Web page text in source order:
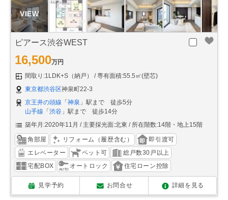
ピアース渋谷WEST
16,500万円
間取り:1LDK+S（納戸）
専有面積:55.5㎡(壁芯)
東京都渋谷区神泉町22-3
京王井の頭線 「 神泉 」駅まで 徒歩5分
山手線 「 渋谷 」駅まで 徒歩14分
築年月:2020年11月
主要採光面:北東 所在階数:14階・地上15階
角部屋 リフォーム（履歴含む）
即引渡可
エレベーター
ペット可
総戸数30戸以上
宅配BOX
オートロック 住宅ローン控除
見学予約 お問合せ 詳細を見る